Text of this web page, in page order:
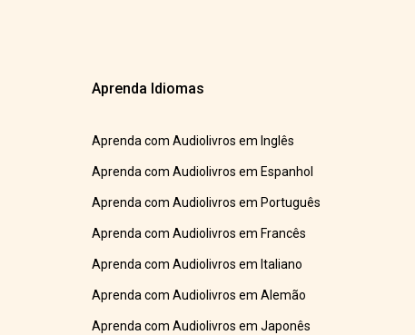
Aprenda Idiomas
Aprenda com Audiolivros em Inglês
Aprenda com Audiolivros em Espanhol
Aprenda com Audiolivros em Português
Aprenda com Audiolivros em Francês
Aprenda com Audiolivros em Italiano
Aprenda com Audiolivros em Alemão
Aprenda com Audiolivros em Japonês